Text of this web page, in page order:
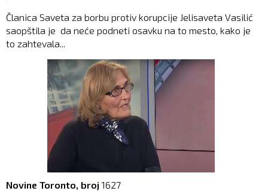
Članica Saveta za borbu protiv korupcije Jelisaveta Vasilić
saopštila je da neće podneti osavku na to mesto, kako je
to zahtevala...
Novine Toronto, broj 1627